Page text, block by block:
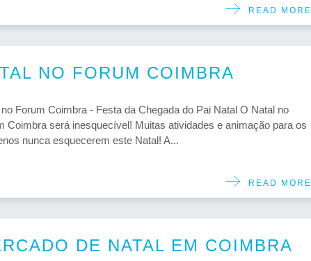
READ MORE
NO FORUM COIMBRA
Forum Coimbra - Festa da Chegada do Pai Natal O Natal no
Coimbra será inesquecível! Muitas atividades e animação para os
nunca esquecerem este Natal! A...
READ MORE
DE NATAL EM COIMBRA